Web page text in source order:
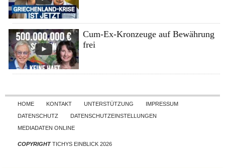
Cum-Ex-Kronzeuge auf Bewährung
frei
Skip to content
HOME KONTAKT UNTERSTÜTZUNG
IMPRESSUM
DATENSCHUTZ
DATENSCHUTZEINSTELLUNGEN
MEDIADATEN ONLINE
COPYRIGHTTICHYS EINBLICK 2026